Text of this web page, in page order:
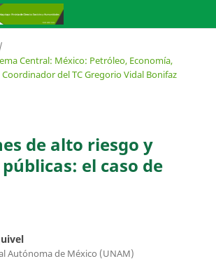
/
Central: México: Petróleo, Economía,
del TC Gregorio Vidal Bonifaz
de alto riesgo y
el caso de
Autónoma de México (UNAM)